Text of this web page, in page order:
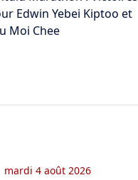
Edwin Yebei Kiptoo et
Moi Chee
mardi 4 août 2026